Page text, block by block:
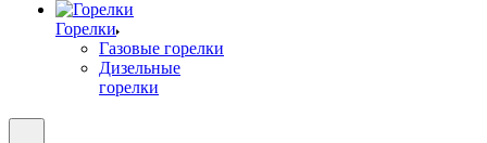
Горелки
Газовые горелки
Дизельные
горелки